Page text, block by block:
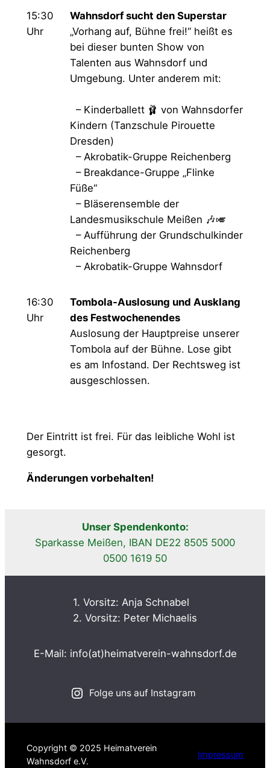
15:30
Uhr
Wahnsdorf sucht den Superstar
„Vorhang auf, Bühne frei!“ heißt es
bei dieser bunten Show von
Talenten aus Wahnsdorf und
Umgebung. Unter anderem mit:
– Kinderballett 🩰 von Wahnsdorfer
Kindern (Tanzschule Pirouette
Dresden)
– Akrobatik-Gruppe Reichenberg
– Breakdance-Gruppe „Flinke
Füße“
– Bläserensemble der
Landesmusikschule Meißen 🎶🎺
– Aufführung der Grundschulkinder
Reichenberg
– Akrobatik-Gruppe Wahnsdorf
16:30
Uhr
Tombola-Auslosung und Ausklang
des Festwochenendes
Auslosung der Hauptpreise unserer
Tombola auf der Bühne. Lose gibt
es am Infostand. Der Rechtsweg ist
ausgeschlossen.
Der Eintritt ist frei. Für das leibliche Wohl ist
gesorgt.
Änderungen vorbehalten!
Unser Spendenkonto:
Sparkasse Meißen, IBAN DE22 8505 5000
0500 1619 50
1. Vorsitz: Anja Schnabel
2. Vorsitz: Peter Michaelis
E-Mail: info(at)heimatverein-wahnsdorf.de
Folge uns auf Instagram
Copyright © 2025 Heimatverein
Wahnsdorf e.V.
Impressum